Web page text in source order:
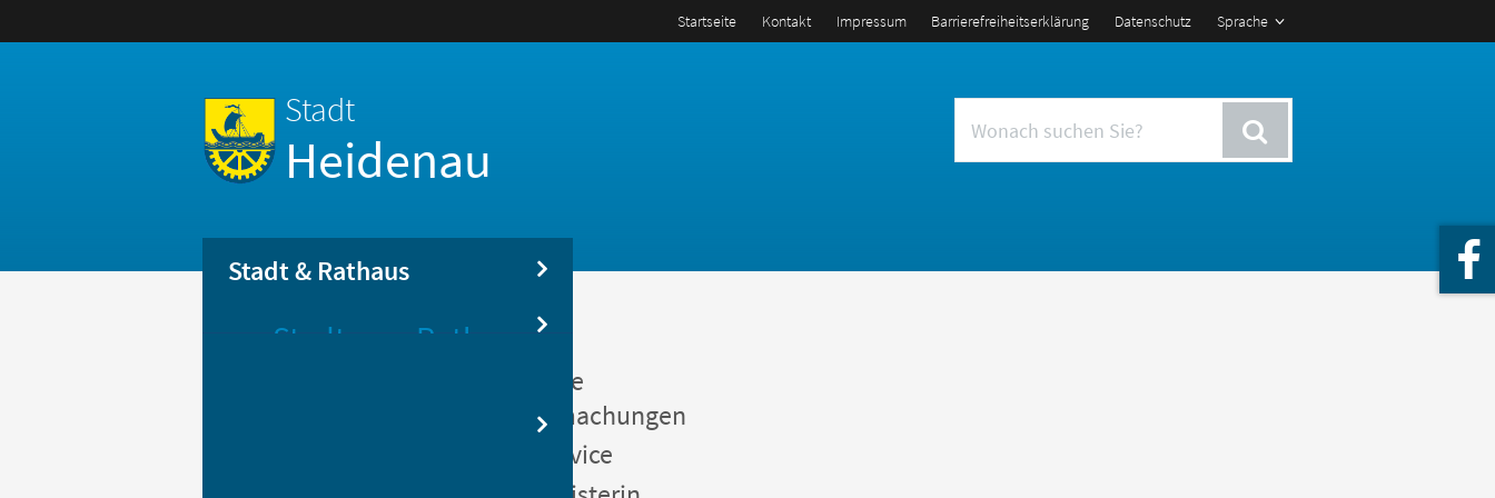
Sprache
Startseite Kontakt Impressum Barrierefreiheitserklärung Datenschutz
Stadt
Heidenau
Stadt & Rathaus
Stadt Rathaus
Öffentliche
Bekanntmachungen
Bürgerservice